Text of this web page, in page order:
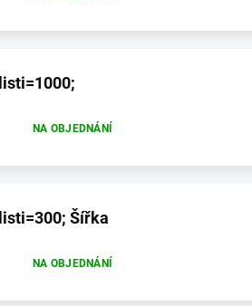
NA OBJEDNÁNÍ
NA OBJEDNÁNÍ